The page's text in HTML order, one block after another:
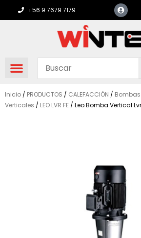
+56 9 7679 7179
Inicio / PRODUCTOS / CALEFACCIÓN / Bombas
Verticales / LEO LVR FE / Leo Bomba Vertical